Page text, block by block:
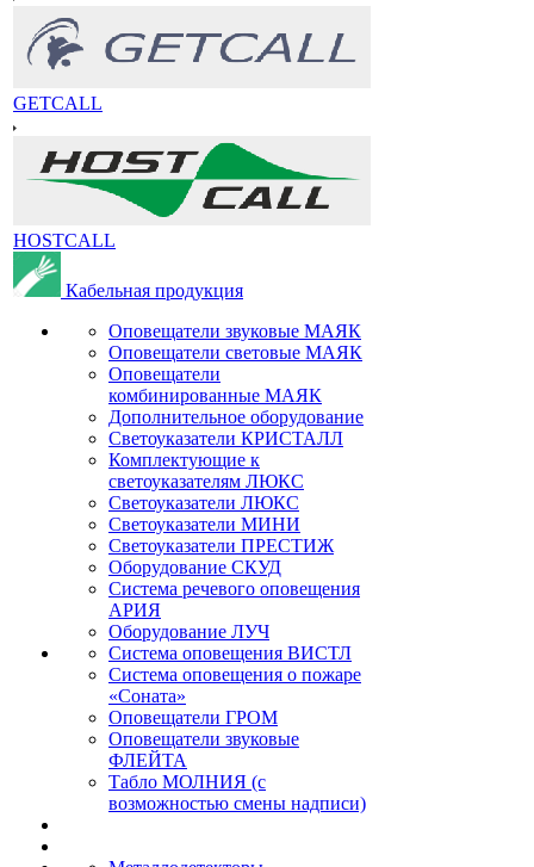
GETCALL
HOSTCALL
Кабельная продукция
Оповещатели звуковые МАЯК
Оповещатели световые МАЯК
Оповещатели
комбинированные МАЯК
Дополнительное оборудование
Светоуказатели КРИСТАЛЛ
Комплектующие к
светоуказателям ЛЮКС
Светоуказатели ЛЮКС
Светоуказатели МИНИ
Светоуказатели ПРЕСТИЖ
Оборудование СКУД
Система речевого оповещения
АРИЯ
Оборудование ЛУЧ
Система оповещения ВИСТЛ
Система оповещения о пожаре
«Соната»
Оповещатели ГРОМ
Оповещатели звуковые
ФЛЕЙТА
Табло МОЛНИЯ (с
возможностью смены надписи)